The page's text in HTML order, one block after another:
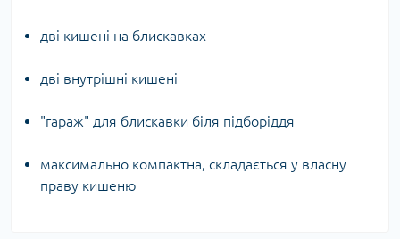
дві кишені на блискавках
дві внутрішні кишені
"гараж" для блискавки біля підборіддя
максимально компактна, складається у власну
праву кишеню